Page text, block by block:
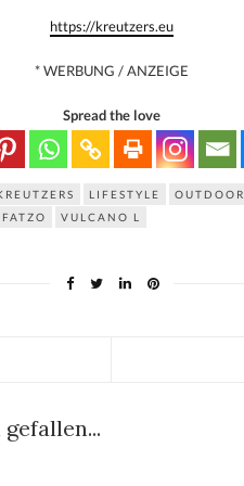
https://kreutzers.eu
* WERBUNG / ANZEIGE
Spread the love
LIFESTYLE OUTDOOR
VULCANO L